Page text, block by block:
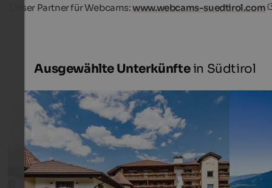
Unser Partner für Webcams:www.webcams-suedtirol.com
Ausgewählte Unterkünftein Südtirol